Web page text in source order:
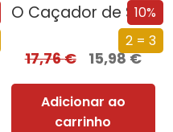
10%
2 = 3
O Caçador de Sonhos
17,76€ 15,98€
Adicionar ao
carrinho